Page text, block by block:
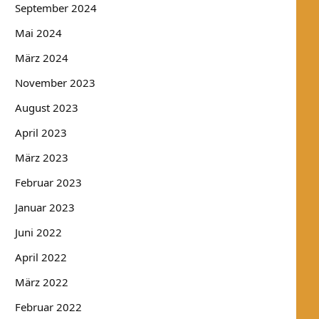
September 2024
Mai 2024
März 2024
November 2023
August 2023
April 2023
März 2023
Februar 2023
Januar 2023
Juni 2022
April 2022
März 2022
Februar 2022